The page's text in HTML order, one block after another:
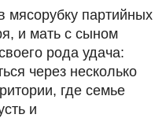
мясорубку партийных
и мать с сыном
рода удача:
через несколько
где семье
и